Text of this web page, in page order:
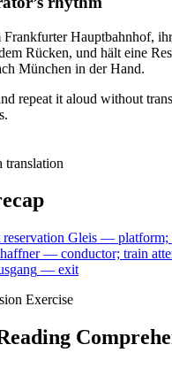
Frankfurter Hauptbahnhof,
Rücken, und hält eine
München in der Hand.
repeat it aloud without
translation
reservation Gleis — platform;
— conductor; train
— exit
Exercise